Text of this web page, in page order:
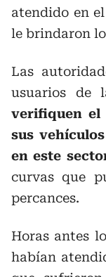
atendido en
le brindaron
Las
usuarios de
verifiquen el
sus
en este
curvas que
percances.
Horas antes
habían